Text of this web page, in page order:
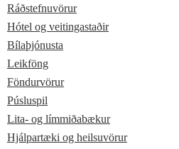
Ráðstefnuvörur
Hótel og veitingastaðir
Bílaþjónusta
Leikföng
Föndurvörur
Púsluspil
Lita- og límmiðabækur
Hjálpartæki og heilsuvörur